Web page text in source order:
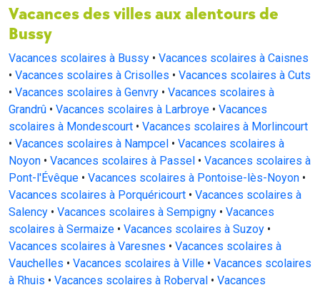
Vacances des villes aux alentours de
Bussy
Vacances scolaires à Bussy • Vacances scolaires à Caisnes
• Vacances scolaires à Crisolles • Vacances scolaires à Cuts
• Vacances scolaires à Genvry • Vacances scolaires à
Grandrû • Vacances scolaires à Larbroye • Vacances
scolaires à Mondescourt • Vacances scolaires à Morlincourt
• Vacances scolaires à Nampcel • Vacances scolaires à
Noyon • Vacances scolaires à Passel • Vacances scolaires à
Pont-l'Évêque • Vacances scolaires à Pontoise-lès-Noyon •
Vacances scolaires à Porquéricourt • Vacances scolaires à
Salency • Vacances scolaires à Sempigny • Vacances
scolaires à Sermaize • Vacances scolaires à Suzoy •
Vacances scolaires à Varesnes • Vacances scolaires à
Vauchelles • Vacances scolaires à Ville • Vacances scolaires
à Rhuis • Vacances scolaires à Roberval • Vacances